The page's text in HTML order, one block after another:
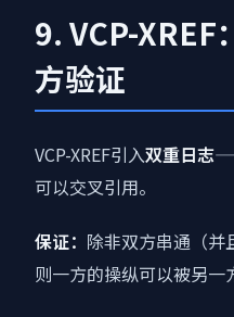
9. VCP-XREF
方验证
VCP-XREF引入双重日志
可以交叉引用。
保证： 除非双方串通（并
则一方的操纵可以被另一